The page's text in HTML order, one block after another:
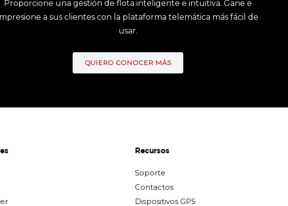
Proporcione una gestión de flota inteligente e intuitiva. Gane e
a sus clientes con la plataforma telemática más fácil de
usar.
QUIERO CONOCER MÁS
Recursos
Soporte
Contactos
Dispositivos GPS